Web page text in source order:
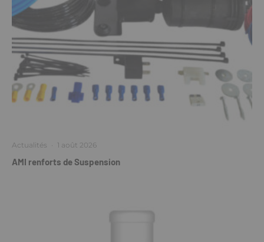
Actualités · 1 août 2026
AMI renforts de Suspension